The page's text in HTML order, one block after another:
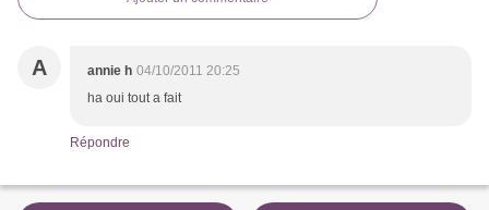
A annie h 04/10/2011 20:25
ha oui tout a fait
Répondre